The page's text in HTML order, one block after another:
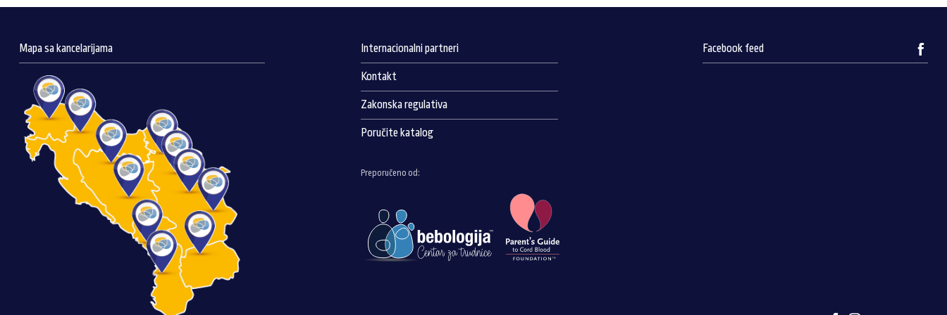
Mapa sa kancelarijama Internacionalni partneri
Kontakt
Zakonska regulativa
Poručite katalog
Preporučeno od:
Facebook feed